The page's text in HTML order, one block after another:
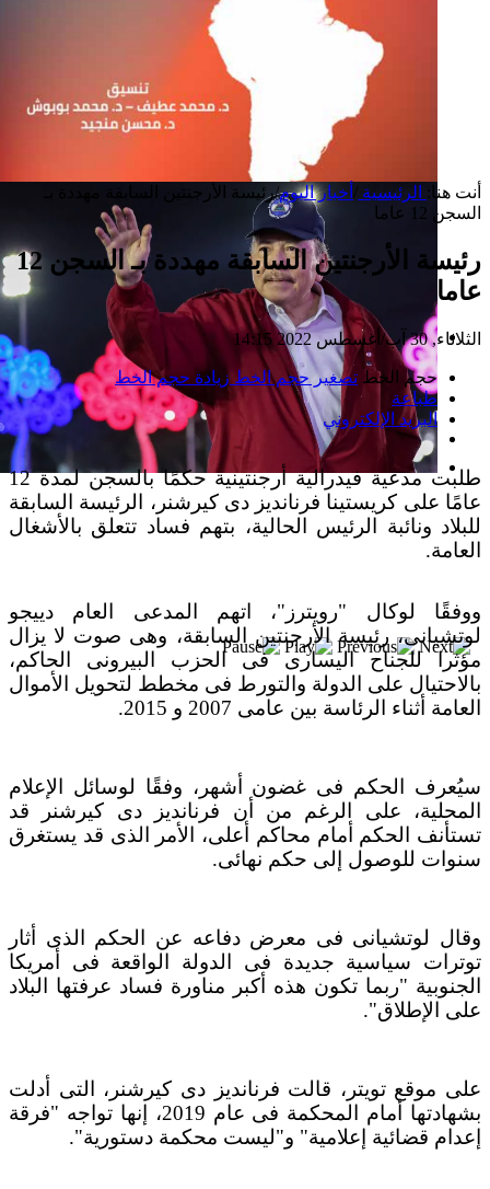
إصدار جديد
بعد خطف مادورو وحصار كوبا.. ماذا ستفعل
واشنطن بأورتيغا؟
أنت هنا: الرئيسية أخبار اليوم/رئيسة الأرجنتين السابقة مهددة بـ
السجن 12 عاما
رئيسة الأرجنتين السابقة مهددة بـ السجن 12
عاما
الثلاثاء, 30 آب/أغسطس 2022 14:15
حجم الخط تصغير حجم الخط زيادة حجم الخط
طباعة
البريد الإلكتروني
طلبت مدعية فيدرالية أرجنتينية حكمًا بالسجن لمدة 12
عامًا على كريستينا فرنانديز دى كيرشنر، الرئيسة السابقة
للبلاد ونائبة الرئيس الحالية، بتهم فساد تتعلق بالأشغال
العامة.
ووفقًا لوكال "رويترز"، اتهم المدعى العام دييجو
لوتشيانى، رئيسة الأرجنتين السابقة، وهى صوت لا يزال
مؤثرا للجناح اليسارى فى الحزب البيرونى الحاكم،
بالاحتيال على الدولة والتورط فى مخطط لتحويل الأموال
العامة أثناء الرئاسة بين عامى 2007 و 2015.
سيُعرف الحكم فى غضون أشهر، وفقًا لوسائل الإعلام
المحلية، على الرغم من أن فرنانديز دى كيرشنر قد
تستأنف الحكم أمام محاكم أعلى، الأمر الذى قد يستغرق
سنوات للوصول إلى حكم نهائى.
وقال لوتشيانى فى معرض دفاعه عن الحكم الذى أثار
توترات سياسية جديدة فى الدولة الواقعة فى أمريكا
الجنوبية "ربما تكون هذه أكبر مناورة فساد عرفتها البلاد
على الإطلاق".
على موقع تويتر، قالت فرنانديز دى كيرشنر، التى أدلت
بشهادتها أمام المحكمة فى عام 2019، إنها تواجه "فرقة
إعدام قضائية إعلامية" و"ليست محكمة دستورية".